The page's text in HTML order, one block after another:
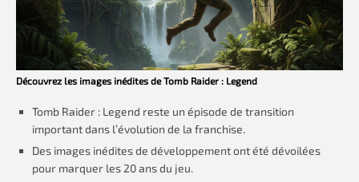
Découvrez les images inédites de Tomb Raider : Legend
Tomb Raider : Legend reste un épisode de transition
important dans l’évolution de la franchise.
Des images inédites de développement ont été dévoilées
pour marquer les 20 ans du jeu.